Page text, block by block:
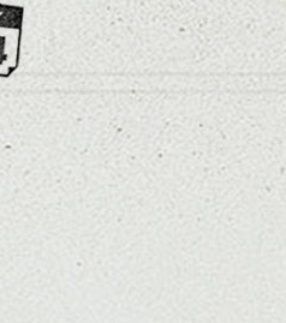
是非なんでもご相談して
下さいね。
シバタ